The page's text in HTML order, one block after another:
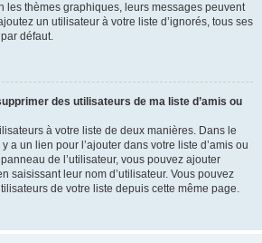
les thèmes graphiques, leurs messages peuvent
un utilisateur à votre liste d’ignorés, tous ses
défaut.
des utilisateurs de ma liste d’amis ou
à votre liste de deux manières. Dans le
a un lien pour l’ajouter dans votre liste d’amis ou
de l’utilisateur, vous pouvez ajouter
saisissant leur nom d’utilisateur. Vous pouvez
de votre liste depuis cette même page.